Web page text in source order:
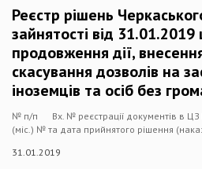
Реєстр рішень
зайнятості від
продовження дії,
скасування дозволів на
іноземців та осіб без
№ п/п Вх. № реєстрації документів в ЦЗ
(міс.) № та дата прийнятого рішення
31.01.2019